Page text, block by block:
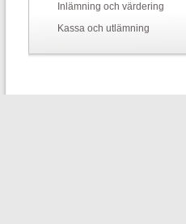
Inlämning och värdering
Kassa och utlämning